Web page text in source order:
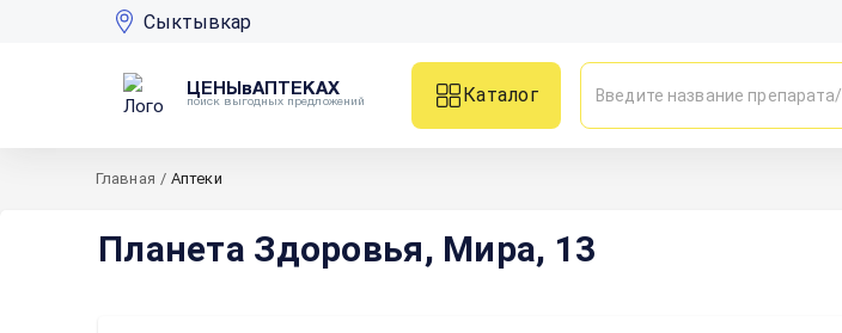
Сыктывкар
ЦЕНЫвАПТЕКАХ
поиск выгодных предложений
Каталог
Главная / Аптеки
Планета Здоровья, Мира, 13